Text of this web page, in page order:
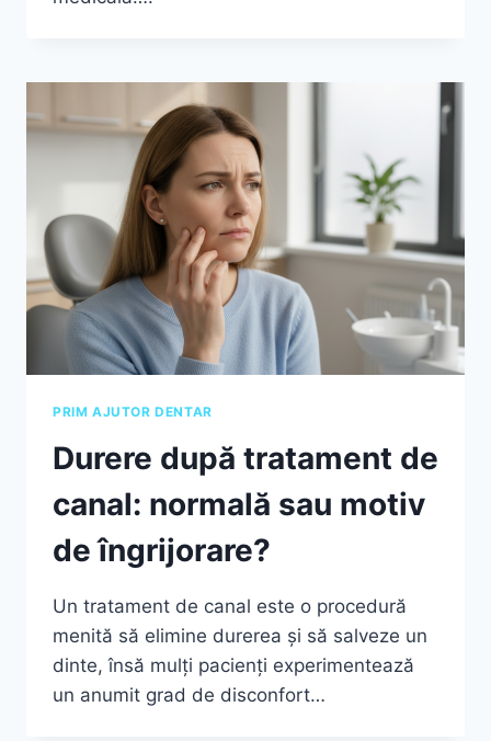
PRIM AJUTOR DENTAR
Durere după tratament de
canal: normală sau motiv
de îngrijorare?
Un tratament de canal este o procedură
menită să elimine durerea și să salveze un
dinte, însă mulți pacienți experimentează
un anumit grad de disconfort…